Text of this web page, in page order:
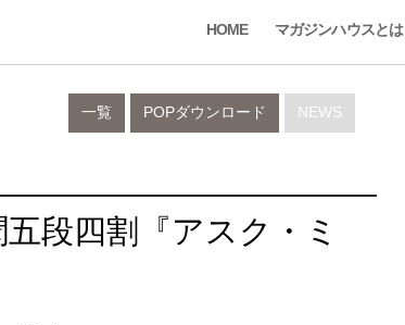
HOME マガジンハウスとは
NEWS
POPダウンロード
一覧
段四割『アスク・ミ